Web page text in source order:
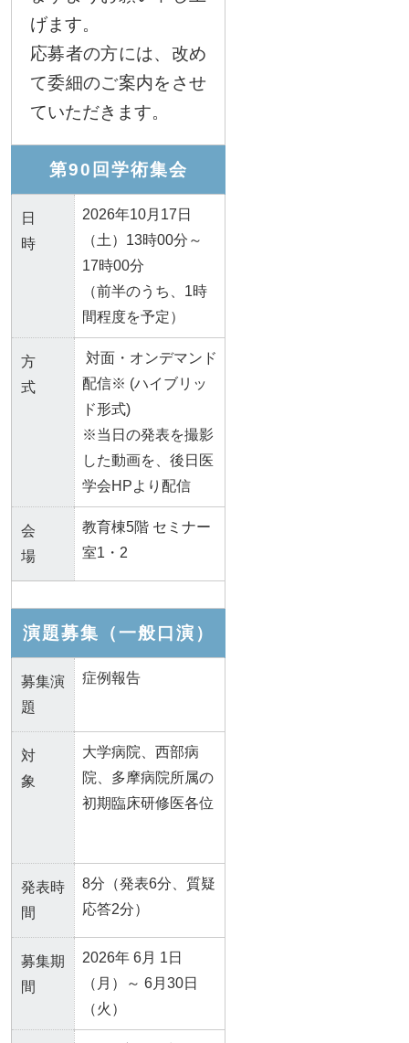
げます。
応募者の方には、改め
て委細のご案内をさせ
ていただきます。
第90回学術集会
日
時
2026年10月17日
（土）13時00分～
17時00分
（前半のうち、1時
間程度を予定）
方
式
対面・オンデマンド
配信※ (ハイブリッ
ド形式)
※当日の発表を撮影
した動画を、後日医
学会HPより配信
会
場
教育棟5階 セミナー
室1・2
演題募集（一般口演）
募集演
題
症例報告
対
象
大学病院、西部病
院、多摩病院所属の
初期臨床研修医各位
発表時
間
8分（発表6分、質疑
応答2分）
募集期
間
2026年 6月 1日
（月）～ 6月30日
（火）